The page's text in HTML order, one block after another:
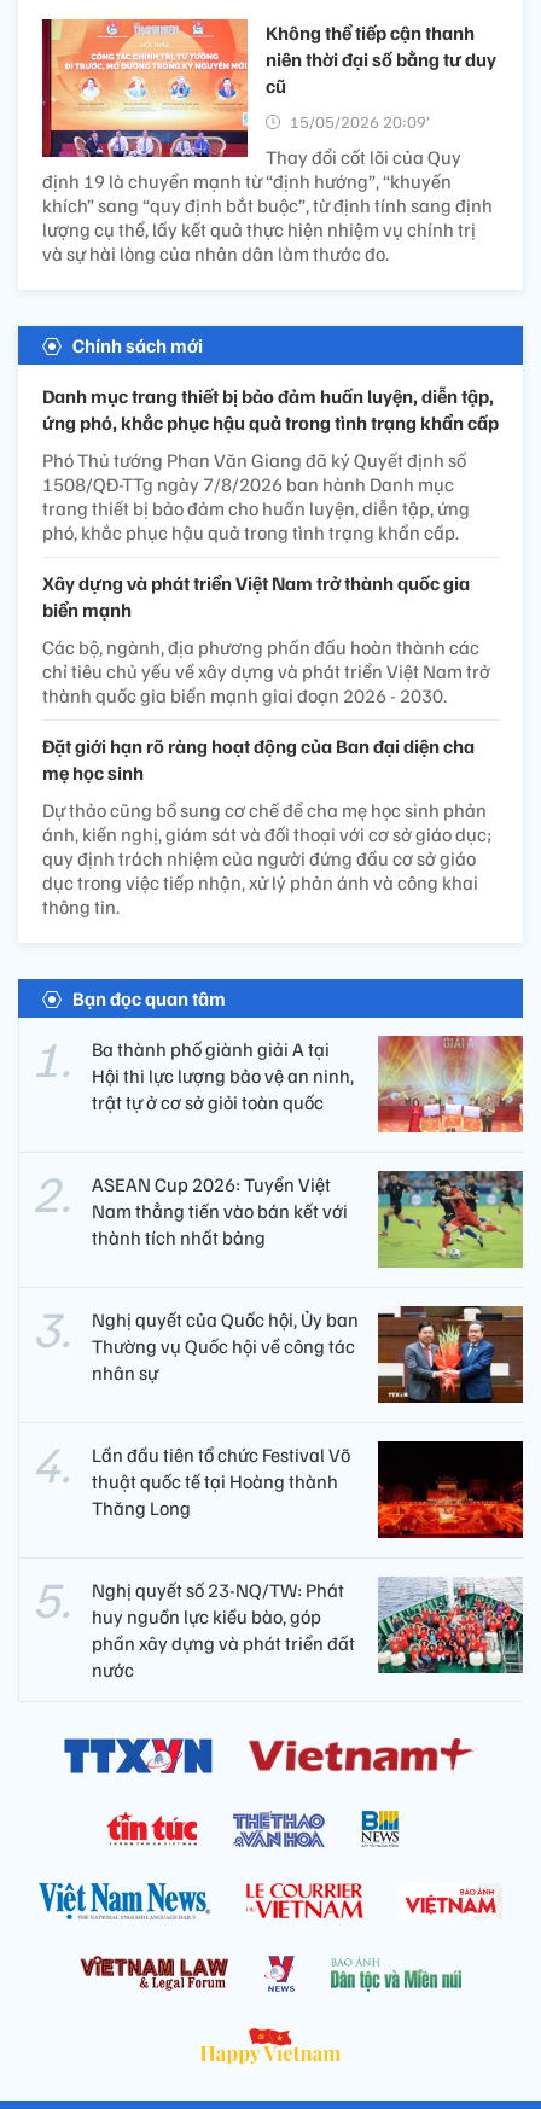
Không thể tiếp cận thanh
niên thời đại số bằng tư duy
cũ
15/05/2026 20:09’
Thay đổi cốt lõi của Quy
định 19 là chuyển mạnh từ “định hướng”, “khuyến
khích” sang “quy định bắt buộc”, từ định tính sang định
lượng cụ thể, lấy kết quả thực hiện nhiệm vụ chính trị
và sự hài lòng của nhân dân làm thước đo.
Chính sách mới
Danh mục trang thiết bị bảo đảm huấn luyện, diễn tập,
ứng phó, khắc phục hậu quả trong tình trạng khẩn cấp
Phó Thủ tướng Phan Văn Giang đã ký Quyết định số
1508/QĐ-TTg ngày 7/8/2026 ban hành Danh mục
trang thiết bị bảo đảm cho huấn luyện, diễn tập, ứng
phó, khắc phục hậu quả trong tình trạng khẩn cấp.
Xây dựng và phát triển Việt Nam trở thành quốc gia
biển mạnh
Các bộ, ngành, địa phương phấn đấu hoàn thành các
chỉ tiêu chủ yếu về xây dựng và phát triển Việt Nam trở
thành quốc gia biển mạnh giai đoạn 2026 - 2030.
Đặt giới hạn rõ ràng hoạt động của Ban đại diện cha
mẹ học sinh
Dự thảo cũng bổ sung cơ chế để cha mẹ học sinh phản
ánh, kiến nghị, giám sát và đối thoại với cơ sở giáo dục;
quy định trách nhiệm của người đứng đầu cơ sở giáo
dục trong việc tiếp nhận, xử lý phản ánh và công khai
thông tin.
Bạn đọc quan tâm
Ba thành phố giành giải A tại
Hội thi lực lượng bảo vệ an ninh,
trật tự ở cơ sở giỏi toàn quốc
ASEAN Cup 2026: Tuyển Việt
Nam thẳng tiến vào bán kết với
thành tích nhất bảng
Nghị quyết của Quốc hội, Ủy ban
Thường vụ Quốc hội về công tác
nhân sự
Lần đầu tiên tổ chức Festival Võ
thuật quốc tế tại Hoàng thành
Thăng Long
Nghị quyết số 23-NQ/TW: Phát
huy nguồn lực kiều bào, góp
phần xây dựng và phát triển đất
nước